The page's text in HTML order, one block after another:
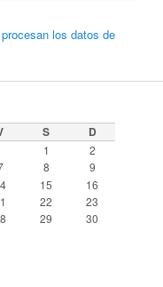
los datos de
S D
1 2
8
9
15
16
22
23
29
30